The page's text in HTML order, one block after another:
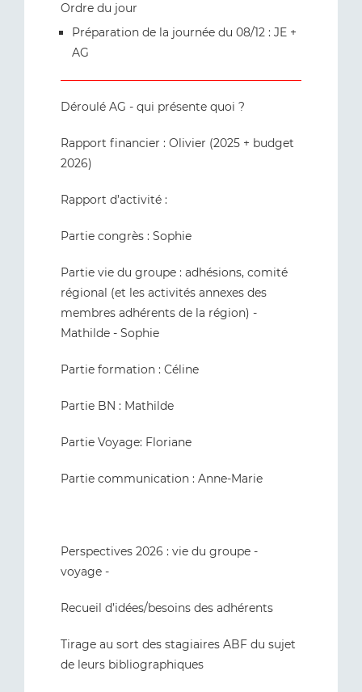
Ordre du jour
Préparation de la journée du 08/12 : JE +
AG
Déroulé AG - qui présente quoi ?
Rapport financier : Olivier (2025 + budget
2026)
Rapport d’activité :
Partie congrès : Sophie
Partie vie du groupe : adhésions, comité
régional (et les activités annexes des
membres adhérents de la région) -
Mathilde - Sophie
Partie formation : Céline
Partie BN : Mathilde
Partie Voyage: Floriane
Partie communication : Anne-Marie
Perspectives 2026 : vie du groupe -
voyage -
Recueil d’idées/besoins des adhérents
Tirage au sort des stagiaires ABF du sujet
de leurs bibliographiques